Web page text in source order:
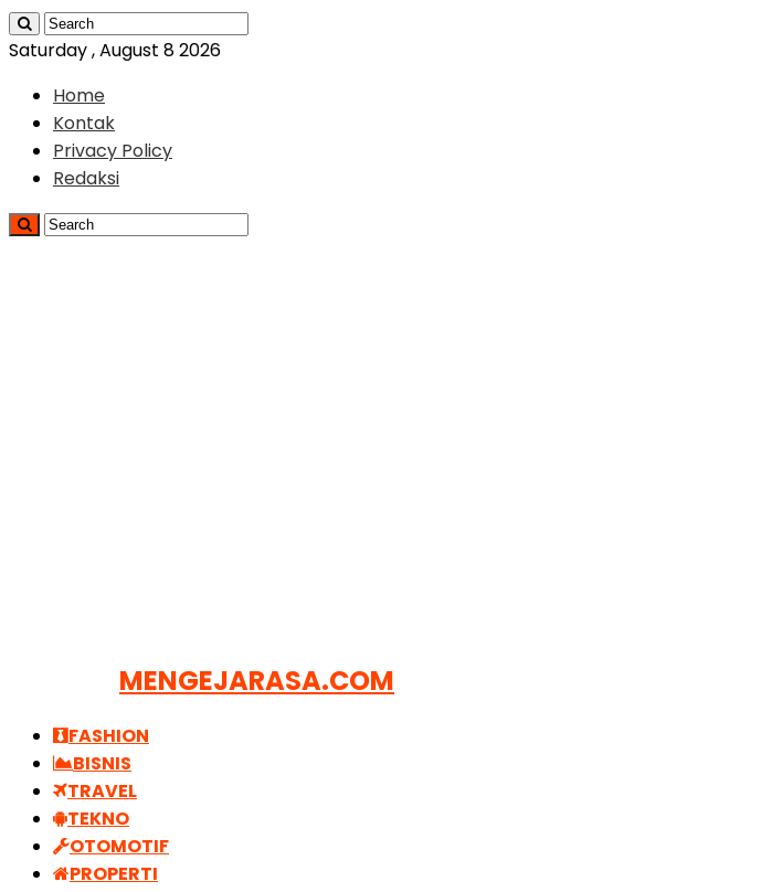
Saturday , August 8 2026
Home
Kontak
Privacy Policy
Redaksi
MENGEJARASA.COM
FASHION
BISNIS
TRAVEL
TEKNO
OTOMOTIF
PROPERTI